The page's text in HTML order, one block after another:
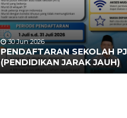
30 Jun 2026
PENDAFTARAN SEKOLAH
(PENDIDIKAN JARAK JAUH)